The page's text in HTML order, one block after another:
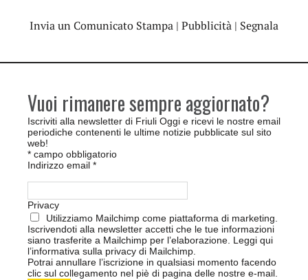
Invia un Comunicato Stampa | Pubblicità | Segnala
Vuoi rimanere sempre aggiornato?
Iscriviti alla newsletter di Friuli Oggi e ricevi le nostre email
periodiche contenenti le ultime notizie pubblicate sul sito
web!
* campo obbligatorio
Indirizzo email *
Privacy
Utilizziamo Mailchimp come piattaforma di marketing.
Iscrivendoti alla newsletter accetti che le tue informazioni
siano trasferite a Mailchimp per l’elaborazione. Leggi qui
l’informativa sulla privacy di Mailchimp.
Potrai annullare l’iscrizione in qualsiasi momento facendo
clic sul collegamento nel piè di pagina delle nostre e-mail.